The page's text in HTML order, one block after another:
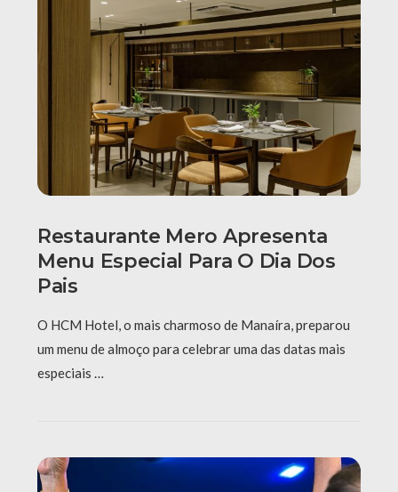
Restaurante Mero Apresenta
Menu Especial Para O Dia Dos
Pais
O HCM Hotel, o mais charmoso de Manaíra, preparou
um menu de almoço para celebrar uma das datas mais
especiais …